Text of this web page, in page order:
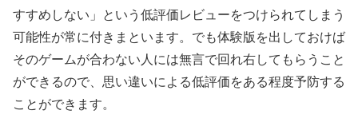
すすめしない」という低評価レビューをつけられてしまう
可能性が常に付きまといます。でも体験版を出しておけば
そのゲームが合わない人には無言で回れ右してもらうこと
ができるので、思い違いによる低評価をある程度予防する
ことができます。